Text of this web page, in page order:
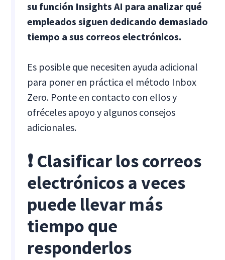
su función Insights AI para analizar qué
empleados siguen dedicando demasiado
tiempo a sus correos electrónicos.
Es posible que necesiten ayuda adicional
para poner en práctica el método Inbox
Zero. Ponte en contacto con ellos y
ofréceles apoyo y algunos consejos
adicionales.
❗ Clasificar los correos
electrónicos a veces
puede llevar más
tiempo que
responderlos